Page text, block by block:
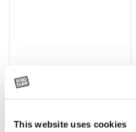
This website uses cookies